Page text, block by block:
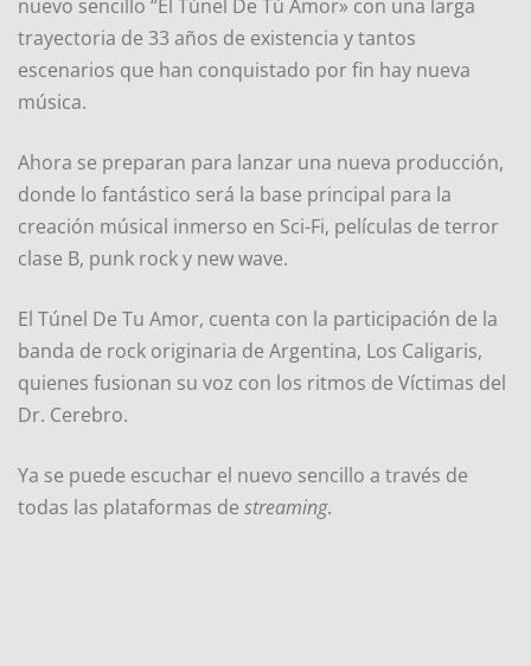
nuevo sencillo “El Túnel De Tú Amor» con una larga
trayectoria de 33 años de existencia y tantos
escenarios que han conquistado por fin hay nueva
música.
Ahora se preparan para lanzar una nueva producción,
donde lo fantástico será la base principal para la
creación músical inmerso en Sci-Fi, películas de terror
clase B, punk rock y new wave.
El Túnel De Tu Amor, cuenta con la participación de la
banda de rock originaria de Argentina, Los Caligaris,
quienes fusionan su voz con los ritmos de Víctimas del
Dr. Cerebro.
Ya se puede escuchar el nuevo sencillo a través de
todas las plataformas de streaming.